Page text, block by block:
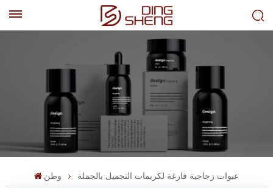
وطن عبوات زجاجية فارغة لكريمات التجميل بالجملة